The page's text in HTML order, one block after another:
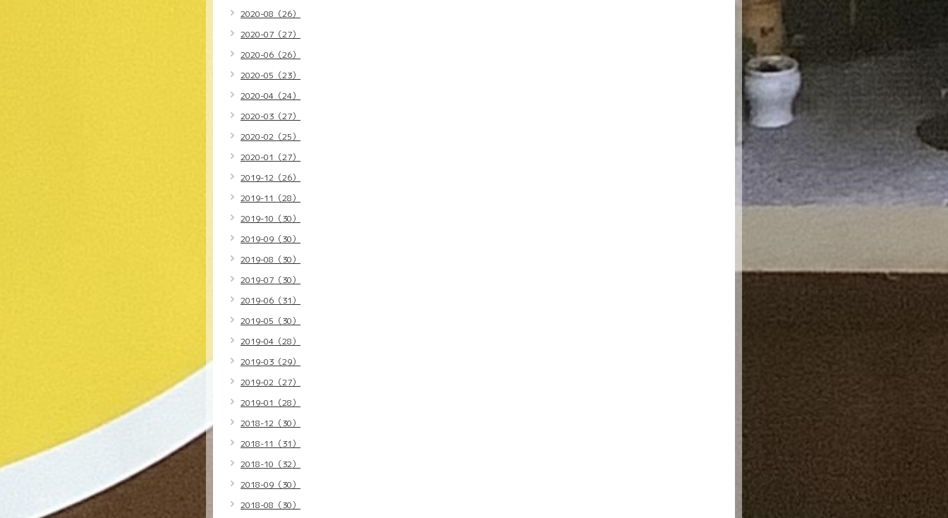
2020-08（26）
2020-07（27）
2020-06（26）
2020-05（23）
2020-04（24）
2020-03（27）
2020-02（25）
2020-01（27）
2019-12（26）
2019-11（28）
2019-10（30）
2019-09（30）
2019-08（30）
2019-07（30）
2019-06（31）
2019-05（30）
2019-04（28）
2019-03（29）
2019-02（27）
2019-01（28）
2018-12（30）
2018-11（31）
2018-10（32）
2018-09（30）
2018-08（30）